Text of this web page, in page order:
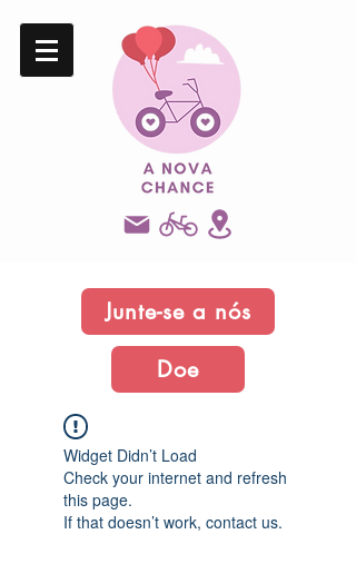
Junte-se a nós
Doe
Widget Didn’t Load
Check your internet and refresh
this page.
If that doesn’t work, contact us.